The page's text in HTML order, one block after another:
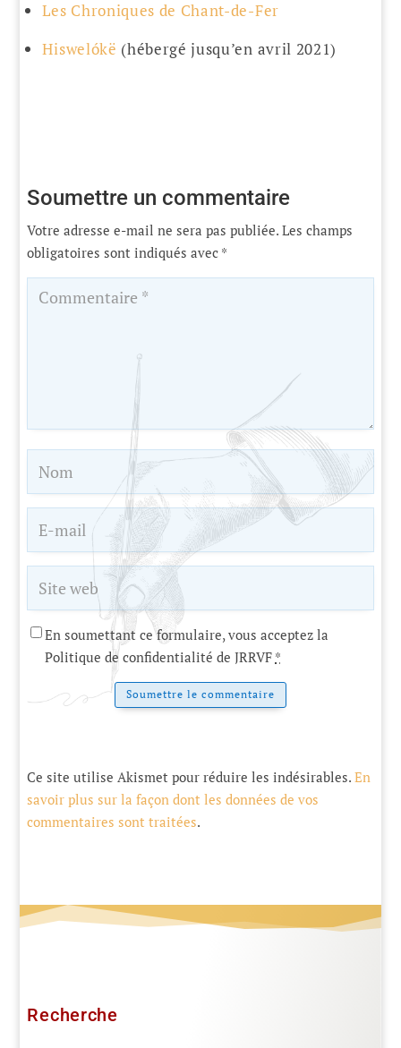
Les Chroniques de Chant-de-Fer
Hiswelókë (hébergé jusqu’en avril 2021)
Soumettre un commentaire
Votre adresse e-mail ne sera pas publiée. Les champs
obligatoires sont indiqués avec *
En soumettant ce formulaire, vous acceptez la
Politique de confidentialité de JRRVF *
Soumettre le commentaire
Ce site utilise Akismet pour réduire les indésirables.En
savoir plus sur la façon dont les données de vos
commentaires sont traitées.
Recherche